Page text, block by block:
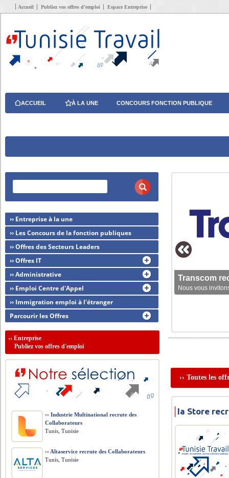
Accueil Publiez vos offres d’emploi Espace Entreprise
ACCUEIL À LA UNE CONCOURS FONCTION PUBLIQUE
Transcom
Nous vous
›› Toutes les
Ia Store
›› Entreprise à la une
›› Les Concours de la fonction publiques
›› Offres des Secteurs Leaders
›› Offres IT
›› Administrative
›› Emploi Centre d'Appel
›› Immigration emploi à l'étranger
Parcourir les Offres
››Entreprise
Publiez vos offres d'emploi
›› Industrie Multinational recrute des
Collaborateurs
Tunis, Tunisie
›› Altaservice recrute des Collaborateurs
Tunis, Tunisie